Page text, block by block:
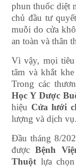
phun thuốc diệt
chủ đầu tư
muỗi do cửa
an toàn và thân
Vì vậy, mọi tiêu
tâm và khắt
Trong các
Học Y Dược
hiệu Cửa lưới
lượng và dịch vụ.
Đầu tháng 8/
đượcBệnh
Thuột lựa